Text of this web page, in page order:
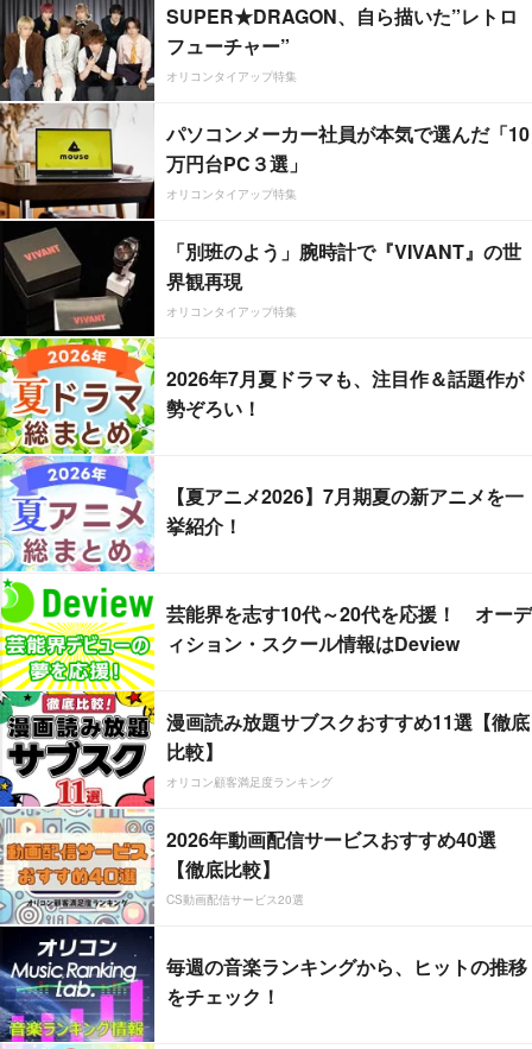
SUPER★DRAGON、自ら描いた”レトロ
フューチャー”
オリコンタイアップ特集
パソコンメーカー社員が本気で選んだ「10
万円台PC３選」
オリコンタイアップ特集
「別班のよう」腕時計で『VIVANT』の世
界観再現
オリコンタイアップ特集
2026年7月夏ドラマも、注目作＆話題作が
勢ぞろい！
【夏アニメ2026】7月期夏の新アニメを一
挙紹介！
芸能界を志す10代～20代を応援！ オーデ
ィション・スクール情報はDeview
漫画読み放題サブスクおすすめ11選【徹底
比較】
オリコン顧客満足度ランキング
2026年動画配信サービスおすすめ40選
【徹底比較】
CS動画配信サービス20選
毎週の音楽ランキングから、ヒットの推移
をチェック！